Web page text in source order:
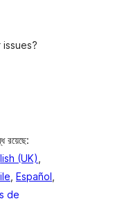
রয়েছে:
(UK),
, Español,
de